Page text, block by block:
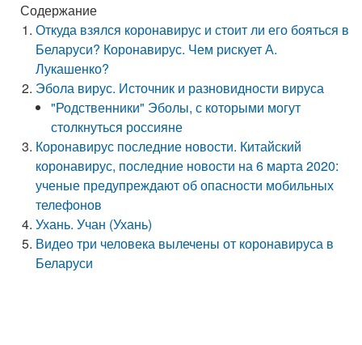
Содержание
Откуда взялся коронавирус и стоит ли его бояться в
Беларуси? Коронавирус. Чем рискует А.
Лукашенко?
Эбола вирус. Источник и разновидности вируса
"Родственники" Эболы, с которыми могут
столкнуться россияне
Коронавирус последние новости. Китайский
коронавирус, последние новости на 6 марта 2020:
ученые предупреждают об опасности мобильных
телефонов
Ухань. Учан (Ухань)
Видео три человека вылечены от коронавируса в
Беларуси